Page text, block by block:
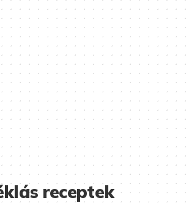
receptek